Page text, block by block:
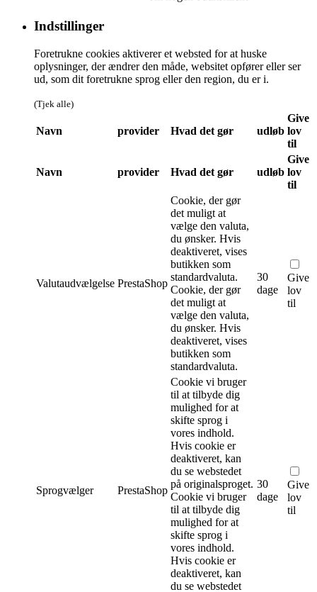
Indstillinger
Foretrukne cookies aktiverer et websted for at huske
oplysninger, der ændrer den måde, websitet opfører eller ser
ud, som dit foretrukne sprog eller den region, du er i.
(Tjek alle)
Navn provider Hvad det gør udløb
Give
lov
til
Navn provider Hvad det gør udløb
Give
lov
til
Valutaudvælgelse PrestaShop
Cookie, der gør
det muligt at
vælge den valuta,
du ønsker. Hvis
deaktiveret, vises
butikken som
standardvaluta.
Cookie, der gør
det muligt at
vælge den valuta,
du ønsker. Hvis
deaktiveret, vises
butikken som
standardvaluta.
30
dage
Give
lov
til
Sprogvælger PrestaShop
Cookie vi bruger
til at tilbyde dig
mulighed for at
skifte sprog i
vores indhold.
Hvis cookie er
deaktiveret, kan
du se webstedet
på originalsproget.
Cookie vi bruger
til at tilbyde dig
mulighed for at
skifte sprog i
vores indhold.
Hvis cookie er
deaktiveret, kan
du se webstedet
30
dage
Give
lov
til